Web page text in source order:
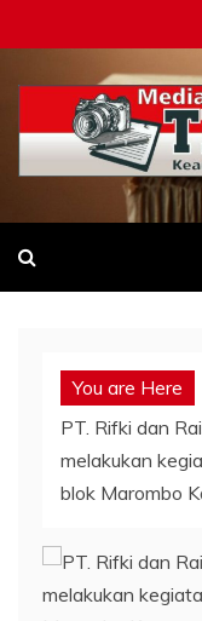
to
content
Tipikor-ri-
Keadilan Itu Wajib
You are Here
PT. Rifki dan
melakukan
blok Marombo